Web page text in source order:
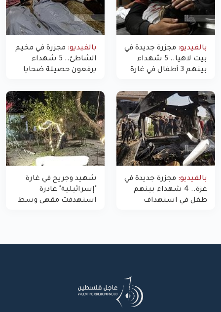
بالفيديو: مجزرة جديدة في
بيت لاهيا.. 5 شهداء
بينهم 3 أطفال في غارة
غزة
بالفيديو: مجزرة في مخيم
الشاطئ.. 5 شهداء
يرفعون حصيلة ضحايا
بالفيديو: مجزرة جديدة في
غزة.. 4 شهداء بينهم
طفل في استهداف
شهيد وجريح في غارة
"إسرائيلية" غادرة
استهدفت مقهى وسط